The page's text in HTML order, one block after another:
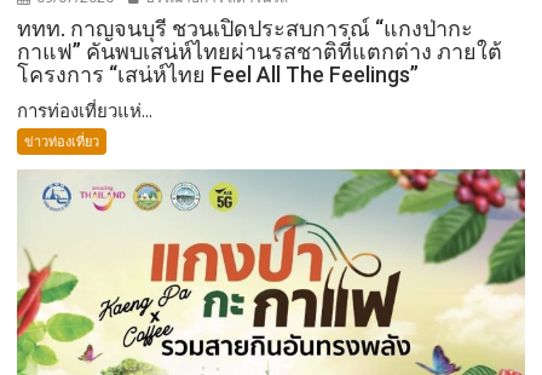
ททท. กาญจนบุรี ชวนเปิดประสบการณ์ “แกงป่ากะ
กาแฟ” คันพบเสน่ห์ไทยผ่านรสชาติที่แตกต่าง ภายใต้
โครงการ “เสน่ห์ไทย Feel All The Feelings”
การท่องเที่ยวแห่...
ข่าวท่องเที่ยว